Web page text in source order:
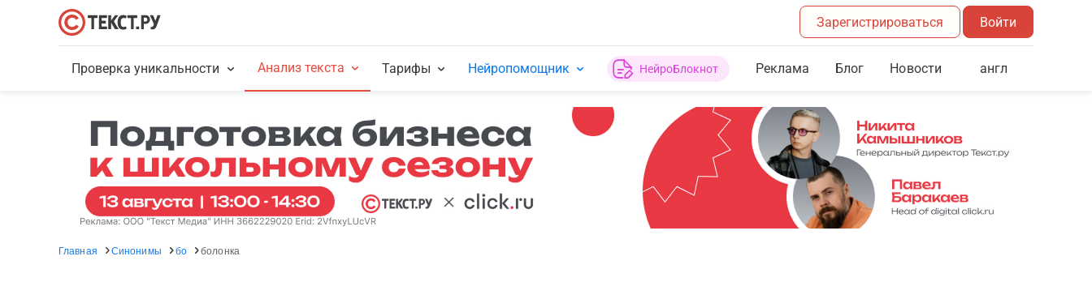
Зарегистрироваться Войти
Проверка уникальности Анализ текста Тарифы Нейропомощник НейроБлокнот Реклама Блог Новости англ
Главная Синонимы бо болонка